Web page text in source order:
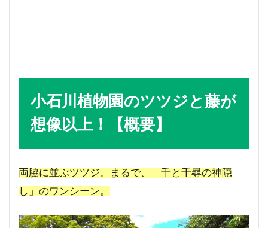
小石川植物園のツツジと藤が
想像以上！【概要】
両脇に並ぶツツジ。まるで、「千と千尋の神隠
し」のワンシーン。